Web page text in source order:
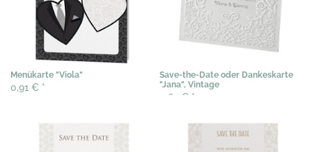
Menükarte "Viola"
0,91 € *
Save-the-Date oder Dankeskarte
"Jana", Vintage
0,67 € *